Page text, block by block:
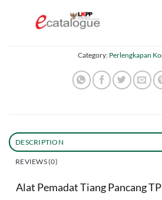
Category: Perlengkapan
DESCRIPTION
REVIEWS (0)
Alat Pemadat Tiang Pancang